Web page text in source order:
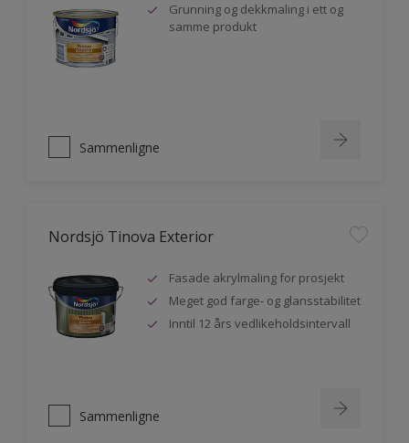
Grunning og dekkmaling i ett og
samme produkt
Sammenligne
Nordsjö Tinova Exterior
Fasade akrylmaling for prosjekt
Meget god farge- og glansstabilitet
Inntil 12 års vedlikeholdsintervall
Sammenligne